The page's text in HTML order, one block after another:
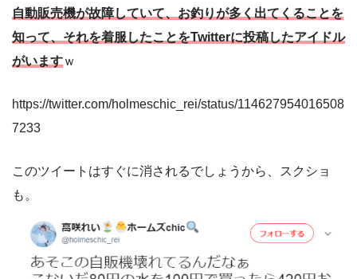
自動販売機が故障していて、お釣りが多く出てくることを
知って、それを着服したことをTwitterに投稿したアイドル
がいますｗ
https://twitter.com/holmeschic_rei/status/114627954016508
7233
このツイートはすぐに消されるでしょうから、スクショ
も。